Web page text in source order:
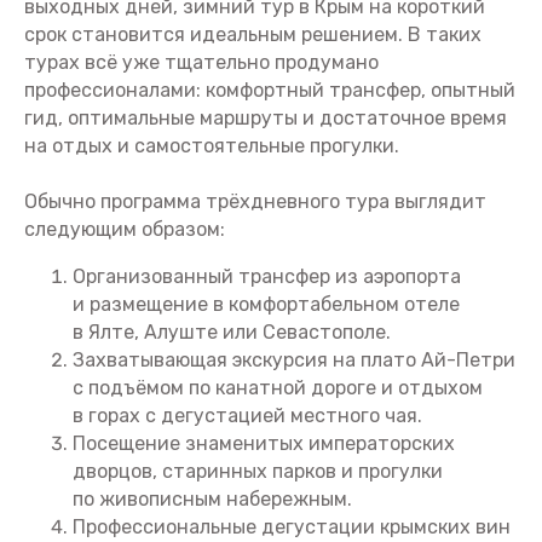
выходных дней, зимний тур в Крым на короткий
срок становится идеальным решением. В таких
турах всё уже тщательно продумано
профессионалами: комфортный трансфер, опытный
гид, оптимальные маршруты и достаточное время
на отдых и самостоятельные прогулки.
Обычно программа трёхдневного тура выглядит
следующим образом:
Организованный трансфер из аэропорта
и размещение в комфортабельном отеле
в Ялте, Алуште или Севастополе.
Захватывающая экскурсия на плато Ай-Петри
с подъёмом по канатной дороге и отдыхом
в горах с дегустацией местного чая.
Посещение знаменитых императорских
дворцов, старинных парков и прогулки
по живописным набережным.
Профессиональные дегустации крымских вин